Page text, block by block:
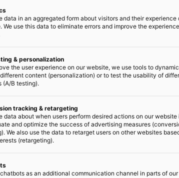
Veränderung
CEO
der Republik? Dafür gibt es kaum einen
und CEO von
Gruhn mit ihm über Bremser und
data in an aggregated form about visitors and their experience
We use this data to eliminate errors and improve the
& personalization
the user experience on our website, we use tools to
content (personalization) or to test the usability of
(A/B testing).
tracking & retargeting
data about when users perform desired actions on our website
and optimize the success of advertising measures
We also use the data to retarget users on other websites
(retargeting).
as an additional communication channel in parts of our